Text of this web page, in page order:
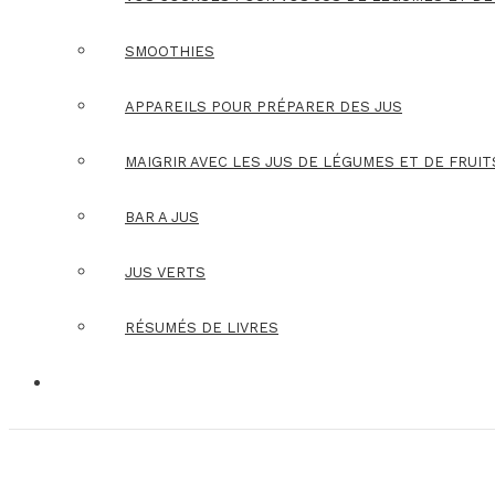
SMOOTHIES
APPAREILS POUR PRÉPARER DES JUS
MAIGRIR AVEC LES JUS DE LÉGUMES ET DE
BAR A JUS
JUS VERTS
RÉSUMÉS DE LIVRES